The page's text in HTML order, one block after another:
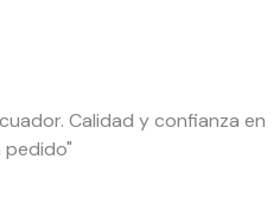
Calidad y confianza en
pedido"